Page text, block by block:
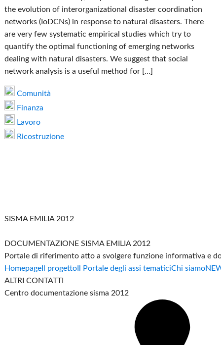
the evolution of interorganizational disaster coordination
networks (IoDCNs) in response to natural disasters. There
are very few systematic empirical studies which try to
quantify the optimal functioning of emerging networks
dealing with natural disasters. We suggest that social
network analysis is a useful method for […]
Comunità
Finanza
Lavoro
Ricostruzione
SISMA EMILIA 2012
DOCUMENTAZIONE SISMA EMILIA 2012
Portale di riferimento atto a svolgere funzione informativa e
Homepage Il progetto Il Portale degli assi tematiciChi siamo
ALTRI CONTATTI
Centro documentazione sisma 2012